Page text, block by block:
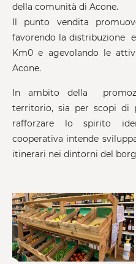
della comunità di Acone.
Il punto vendita
favorendo la distribuzione
Km0 e agevolando le
Acone.
In ambito della
territorio, sia per scopi di
rafforzare lo spirito
cooperativa intende
itinerari nei dintorni del